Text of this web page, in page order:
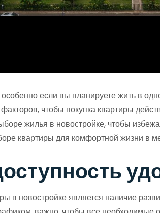
если вы планируете жить в
чтобы покупка квартиры
жилья в новостройке, чтобы
квартиры для комфортной жизни в
новостройке является наличие